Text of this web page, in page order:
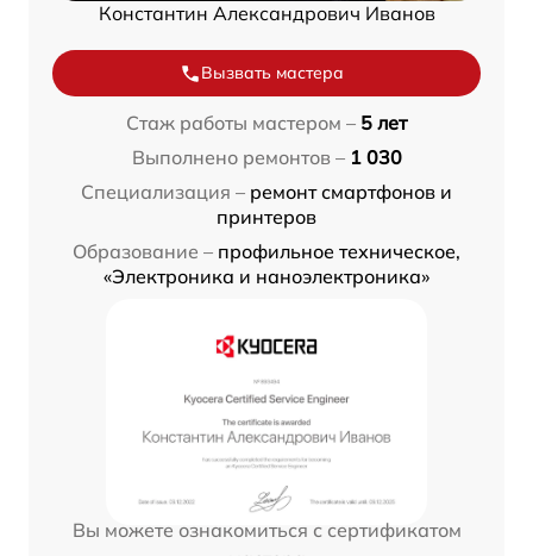
Константин Александрович Иванов
Вызвать мастера
Стаж работы мастером – 5 лет
Выполнено ремонтов – 1 030
Специализация – ремонт смартфонов и
принтеров
Образование – профильное техническое,
«Электроника и наноэлектроника»
Вы можете ознакомиться с сертификатом